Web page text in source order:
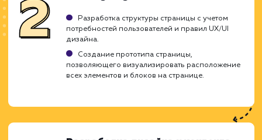
Они не заменят полного человеческого
общения.
Могут ограничивать общение в сложных
вопросах.